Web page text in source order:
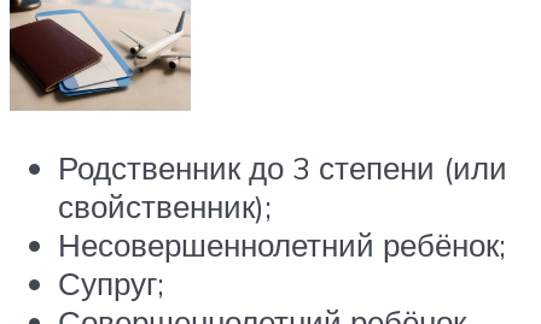
Родственник до 3 степени (или
свойственник);
Несовершеннолетний ребёнок;
Супруг;